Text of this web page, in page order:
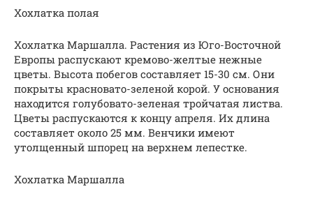
Хохлатка полая
Хохлатка Маршалла. Растения из Юго-Восточной
Европы распускают кремово-желтые нежные
цветы. Высота побегов составляет 15-30 см. Они
покрыты красновато-зеленой корой. У основания
находится голубовато-зеленая тройчатая листва.
Цветы распускаются к концу апреля. Их длина
составляет около 25 мм. Венчики имеют
утолщенный шпорец на верхнем лепестке.
Хохлатка Маршалла